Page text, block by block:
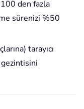
den fazla
sürenizi %50
tarayıcı